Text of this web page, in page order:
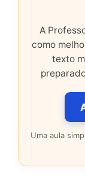
A
como
texto
Uma aula